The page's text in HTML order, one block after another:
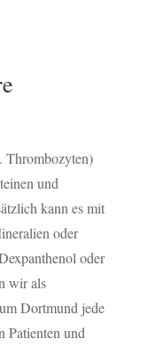
Thrombozyten)
und
kann es mit
oder
oder
wir als
Dortmund jede
Patienten und